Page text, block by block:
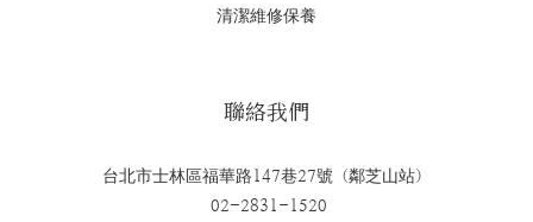
清潔維修保養
聯絡我們
台北市士林區福華路147巷27號（鄰芝山站）
02-2831-1520